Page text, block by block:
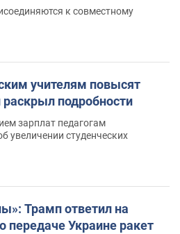
к совместному
учителям повысят
подробности
зарплат педагогам
увеличении студенческих
Трамп ответил на
передаче Украине ракет